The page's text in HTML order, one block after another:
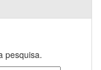
pesquisa.